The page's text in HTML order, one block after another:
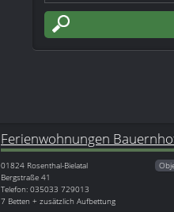
Ferienwohnungen
01824 Rosenthal-Bielatal
Bergstraße 41
Telefon: 035033 729013
7 Betten + zusätzlich Aufbettung